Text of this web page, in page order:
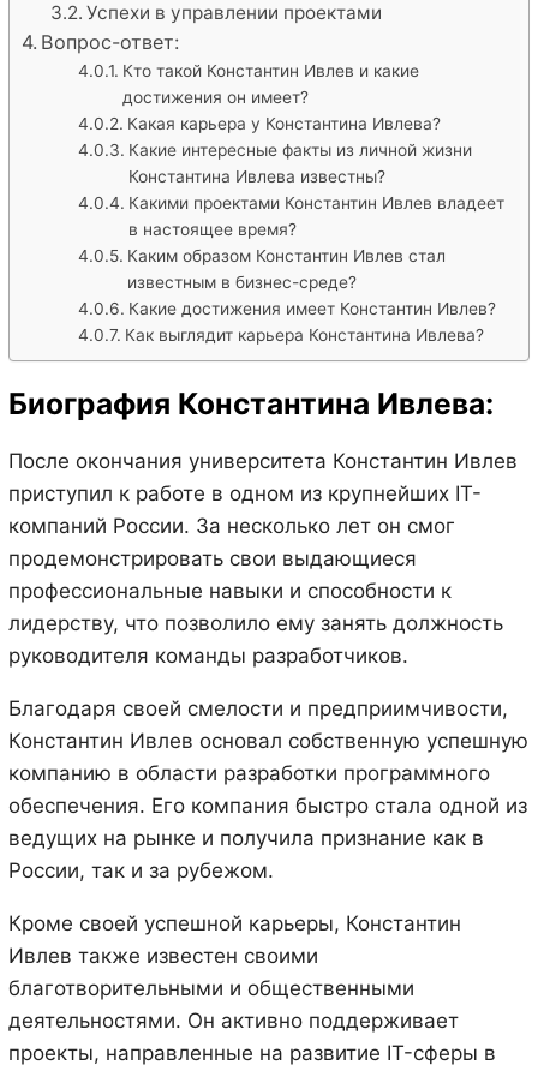
Успехи в управлении проектами
Вопрос-ответ:
Кто такой Константин Ивлев и какие
достижения он имеет?
Какая карьера у Константина Ивлева?
Какие интересные факты из личной жизни
Константина Ивлева известны?
Какими проектами Константин Ивлев владеет
в настоящее время?
Каким образом Константин Ивлев стал
известным в бизнес-среде?
Какие достижения имеет Константин Ивлев?
Как выглядит карьера Константина Ивлева?
Биография Константина Ивлева:
После окончания университета Константин Ивлев
приступил к работе в одном из крупнейших IT-
компаний России. За несколько лет он смог
продемонстрировать свои выдающиеся
профессиональные навыки и способности к
лидерству, что позволило ему занять должность
руководителя команды разработчиков.
Благодаря своей смелости и предприимчивости,
Константин Ивлев основал собственную успешную
компанию в области разработки программного
обеспечения. Его компания быстро стала одной из
ведущих на рынке и получила признание как в
России, так и за рубежом.
Кроме своей успешной карьеры, Константин
Ивлев также известен своими
благотворительными и общественными
деятельностями. Он активно поддерживает
проекты, направленные на развитие IT-сферы в